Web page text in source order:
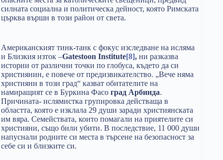
силната социална и политическа дейност, която Римската
църква върши в този район от света.
Американският тинк-танк с фокус изследване на исляма
и Близкия изток –Gatestoon Institute[8], ни разказва
истории от различни точки по глобуса, където да си
християнин, е повече от предизвикателство. „Вече няма
християни в този град“ казват обитателите на
намиращият се в Буркина Фасо град Арбинда.
Причината- ислямистка групировка действаща в
областта, която е изклала 29 души заради християнската
им вяра. Семействата, които помагали на приятелите си
християни, също били убити. В последствие, 11 000 души
напуснали родните си места в търсене на безопасност за
себе си и близките си.